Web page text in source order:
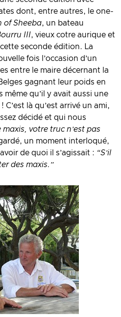
dont, entre autres, le one-
of Sheeba, un bateau
III, vieux cotre aurique et
seconde édition. La
fois l’occasion d’un
entre le maire décernant la
gagnant leur poids en
même qu’il y avait aussi une
là qu’est arrivé un ami,
décidé et qui nous
maxis, votre truc n’est pas
un moment interloqué,
de quoi il s’agissait : “S’il
des maxis.”